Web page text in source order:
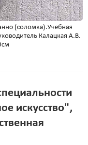
(соломка).Учебная
Калацкая А.В.
искусство",